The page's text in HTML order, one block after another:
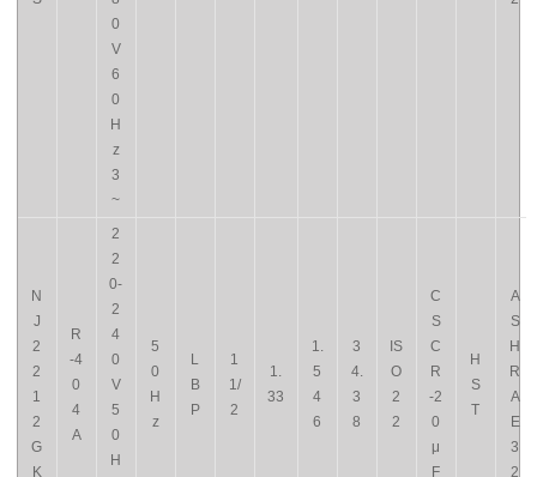
0
V
6
0
H
z
3
~
N
J
2
2
1
2
G
K
R
-4
0
4
A
2
2
0-
2
4
0
V
5
0
H
5
0
H
z
L
B
P
1
1/
2
1.
33
1.
5
4
6
3
4.
3
8
IS
O
2
2
C
S
C
R
-2
0
μ
F
H
S
T
A
S
H
R
A
E
3
2